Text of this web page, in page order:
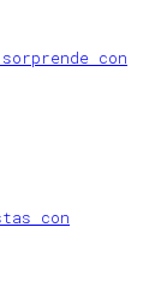
con
con